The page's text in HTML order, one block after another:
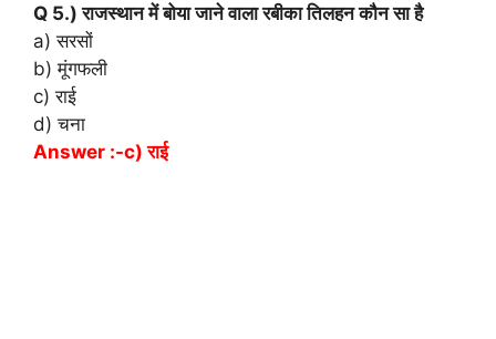
Q 5.) राजस्थान में बोया जाने वाला रबीका तिलहन कौन सा है
a) सरसों
b) मूंगफली
c) राई
d) चना
Answer :-c) राई